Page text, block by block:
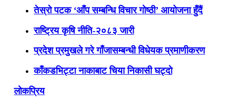
तेस्रो पटक ‘आँप सम्बन्धि विचार गोष्ठी’ आयोजना हुँदैं
राष्ट्रिय कृषि नीति-२०८३ जारी
प्रदेश प्रमुखले गरे गाँजासम्बन्धी विधेयक प्रमाणीकरण
काँकडभिट्टा नाकाबाट चिया निकासी घट्दो
लोकप्रिय